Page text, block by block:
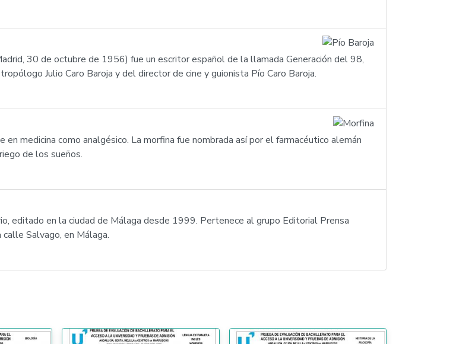
30 de octubre de 1956) fue un escritor español de la llamada Generación del 98,
Julio Caro Baroja y del director de cine y guionista Pío Caro Baroja.
medicina como analgésico. La morfina fue nombrada así por el farmacéutico alemán
de los sueños.
editado en la ciudad de Málaga desde 1999. Pertenece al grupo Editorial Prensa
Salvago, en Málaga.